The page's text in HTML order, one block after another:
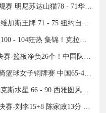
2024年09月09日 09月09日WNBA常规赛 明尼苏达山猫78 - 71华盛顿神秘人 全场集锦
2024年09月09日 WNBA常规赛 拉斯维加斯王牌 71 - 75 纽约自由人 全场集锦
2024年09月09日 WNBA常规赛 梦想100 - 104狂热 集锦！克拉克26分12助
2024年09月08日 U18亚洲杯男篮半决赛-篮板净负26个！中国队不敌新西兰
2024年09月08日 09月08日残奥会轮椅篮球女子铜牌赛 中国65-43加拿大 全场集锦
2024年09月08日 WNBA常规赛 菲尼克斯水星 66 - 90 西雅图风暴 全场集锦
2024年09月07日 U18亚洲杯男篮1/4决赛-刘李15+8 陈家政13分 中国46分大胜印度